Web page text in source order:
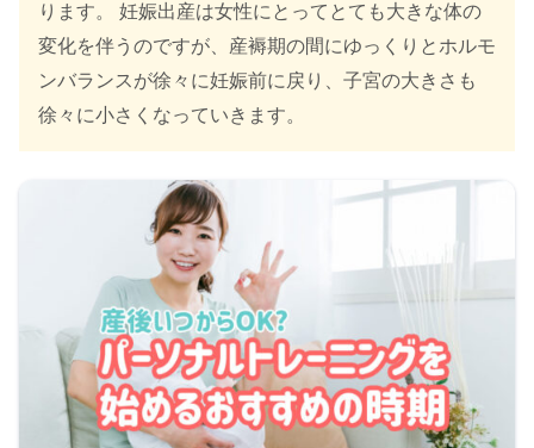
ります。 妊娠出産は女性にとってとても大きな体の
変化を伴うのですが、産褥期の間にゆっくりとホルモ
ンバランスが徐々に妊娠前に戻り、子宮の大きさも
徐々に小さくなっていきます。